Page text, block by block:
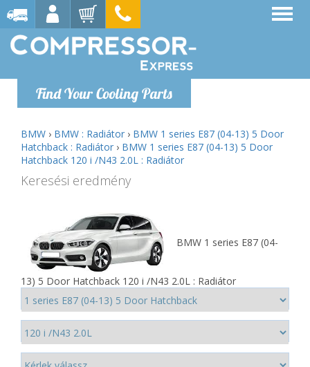
Find Your Cooling Parts
BMW › BMW : Radiátor › BMW 1 series E87 (04-13) 5 Door
Hatchback : Radiátor › BMW 1 series E87 (04-13) 5 Door
Hatchback 120 i /N43 2.0L : Radiátor
Keresési eredmény
BMW 1 series E87 (04-
13) 5 Door Hatchback 120 i /N43 2.0L : Radiátor